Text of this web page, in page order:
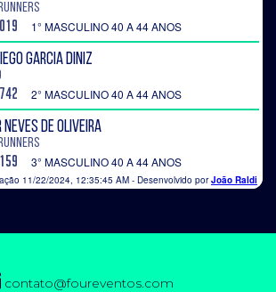
contato@foureventos.com